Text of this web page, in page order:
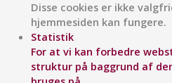
Disse cookies er ikke
hjemmesiden kan fungere.
Statistik
For at vi kan forbedre
struktur på baggrund af